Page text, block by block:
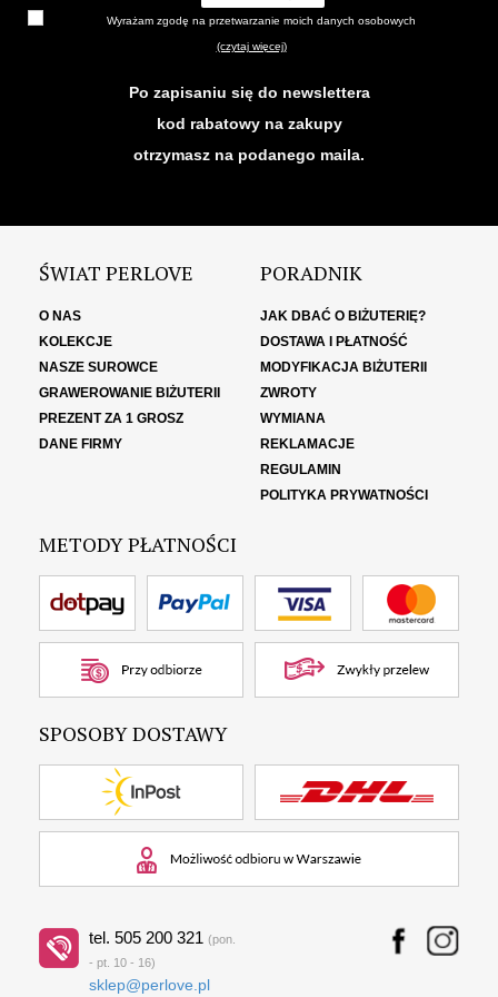
Wyrażam zgodę na przetwarzanie moich danych osobowych
(czytaj więcej)
Po zapisaniu się do newslettera
kod rabatowy na zakupy
otrzymasz na podanego maila.
ŚWIAT PERLOVE
O NAS
KOLEKCJE
NASZE SUROWCE
GRAWEROWANIE BIŻUTERII
PREZENT ZA 1 GROSZ
DANE FIRMY
PORADNIK
JAK DBAĆ O BIŻUTERIĘ?
DOSTAWA I PŁATNOŚĆ
MODYFIKACJA BIŻUTERII
ZWROTY
WYMIANA
REKLAMACJE
REGULAMIN
POLITYKA PRYWATNOŚCI
METODY PŁATNOŚCI
SPOSOBY DOSTAWY
tel. 505 200 321 (pon.
- pt. 10 - 16)
sklep@perlove.pl